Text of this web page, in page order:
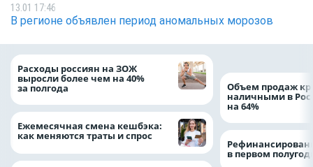
13.01 17:46
В регионе объявлен период аномальных морозов
Расходы россиян на ЗОЖ
выросли более чем на 40%
за полгода
Ежемесячная смена кешбэка:
как меняются траты и спрос
Объем продаж
наличными в
на 64%
в первом